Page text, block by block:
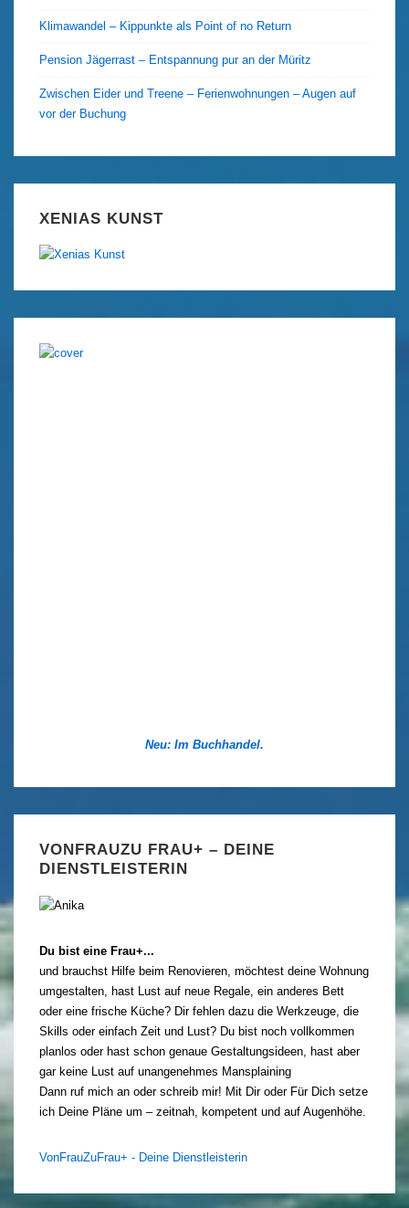
Klimawandel – Kippunkte als Point of no Return
Pension Jägerrast – Entspannung pur an der Müritz
Zwischen Eider und Treene – Ferienwohnungen – Augen auf
vor der Buchung
XENIAS KUNST
Neu: Im Buchhandel.
VONFRAUZU FRAU+ – DEINE
DIENSTLEISTERIN
Du bist eine Frau+...
und brauchst Hilfe beim Renovieren, möchtest deine Wohnung
umgestalten, hast Lust auf neue Regale, ein anderes Bett
oder eine frische Küche? Dir fehlen dazu die Werkzeuge, die
Skills oder einfach Zeit und Lust? Du bist noch vollkommen
planlos oder hast schon genaue Gestaltungsideen, hast aber
gar keine Lust auf unangenehmes Mansplaining
Dann ruf mich an oder schreib mir! Mit Dir oder Für Dich setze
ich Deine Pläne um – zeitnah, kompetent und auf Augenhöhe.
VonFrauZuFrau+ - Deine Dienstleisterin